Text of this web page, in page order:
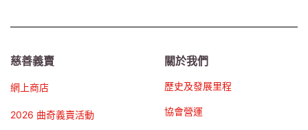
慈善義賣
網上商店
2026 曲奇義賣活動
關於我們
歷史及發展里程
協會營運